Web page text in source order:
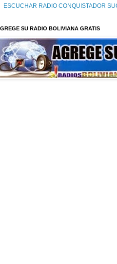
ESCUCHAR RADIO CONQUISTADOR
SU RADIO BOLIVIANA GRATIS